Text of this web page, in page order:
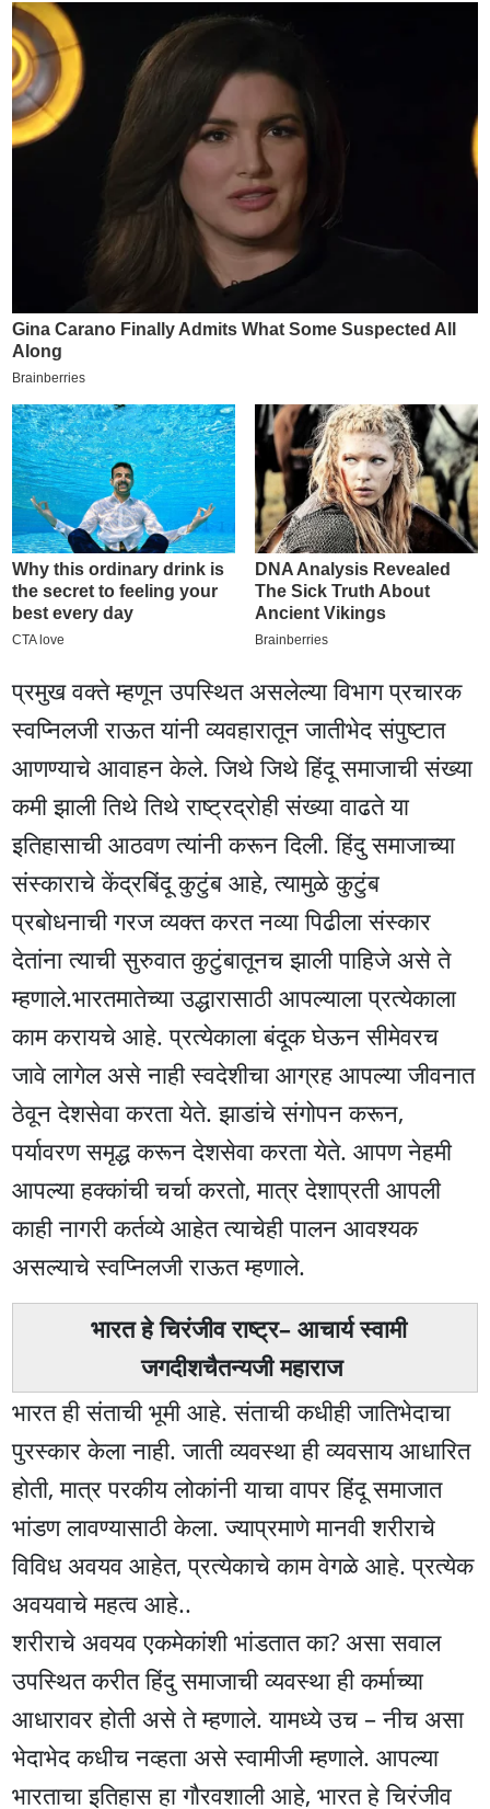
प्रमुख वक्ते म्हणून उपस्थित असलेल्या विभाग प्रचारक
स्वप्निलजी राऊत यांनी व्यवहारातून जातीभेद संपुष्टात
आणण्याचे आवाहन केले. जिथे जिथे हिंदू समाजाची संख्या
कमी झाली तिथे तिथे राष्ट्रद्रोही संख्या वाढते या
इतिहासाची आठवण त्यांनी करून दिली. हिंदु समाजाच्या
संस्काराचे केंद्रबिंदू कुटुंब आहे, त्यामुळे कुटुंब
प्रबोधनाची गरज व्यक्त करत नव्या पिढीला संस्कार
देतांना त्याची सुरुवात कुटुंबातूनच झाली पाहिजे असे ते
म्हणाले.भारतमातेच्या उद्धारासाठी आपल्याला प्रत्येकाला
काम करायचे आहे. प्रत्येकाला बंदूक घेऊन सीमेवरच
जावे लागेल असे नाही स्वदेशीचा आग्रह आपल्या जीवनात
ठेवून देशसेवा करता येते. झाडांचे संगोपन करून,
पर्यावरण समृद्ध करून देशसेवा करता येते. आपण नेहमी
आपल्या हक्कांची चर्चा करतो, मात्र देशाप्रती आपली
काही नागरी कर्तव्ये आहेत त्याचेही पालन आवश्यक
असल्याचे स्वप्निलजी राऊत म्हणाले.
भारत हे चिरंजीव राष्ट्र– आचार्य स्वामी
जगदीशचैतन्यजी महाराज
भारत ही संताची भूमी आहे. संताची कधीही जातिभेदाचा
पुरस्कार केला नाही. जाती व्यवस्था ही व्यवसाय आधारित
होती, मात्र परकीय लोकांनी याचा वापर हिंदू समाजात
भांडण लावण्यासाठी केला. ज्याप्रमाणे मानवी शरीराचे
विविध अवयव आहेत, प्रत्येकाचे काम वेगळे आहे. प्रत्येक
अवयवाचे महत्व आहे..
शरीराचे अवयव एकमेकांशी भांडतात का? असा सवाल
उपस्थित करीत हिंदु समाजाची व्यवस्था ही कर्माच्या
आधारावर होती असे ते म्हणाले. यामध्ये उच – नीच असा
भेदाभेद कधीच नव्हता असे स्वामीजी म्हणाले. आपल्या
भारताचा इतिहास हा गौरवशाली आहे, भारत हे चिरंजीव